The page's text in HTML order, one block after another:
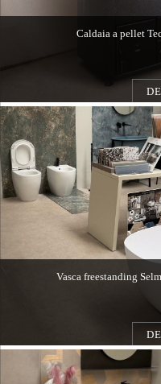
Caldaia a pellet
Vasca freestanding